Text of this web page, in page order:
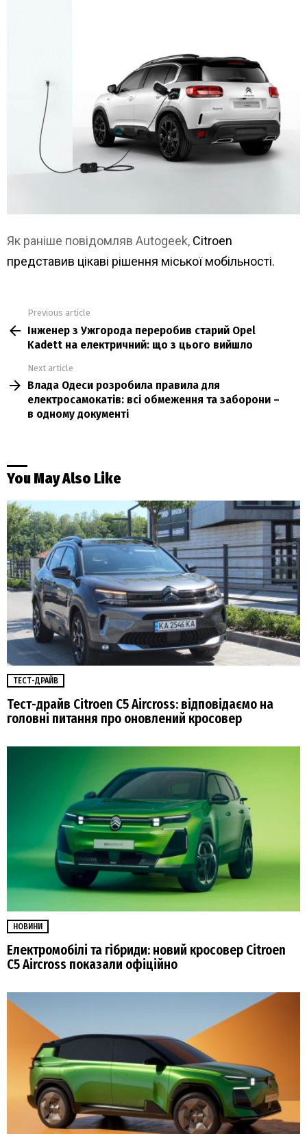
Як раніше повідомляв Autogeek, Citroen
представив цікаві рішення міської мобільності.
more
Previous article
Інженер з Ужгорода переробив старий Opel
Kadett на електричний: що з цього вийшло
Next article
Влада Одеси розробила правила для
електросамокатів: всі обмеження та заборони –
в одному документі
You May Also Like
ТЕСТ-ДРАЙВ
Тест-драйв Citroen C5 Aircross: відповідаємо на
головні питання про оновлений кросовер
НОВИНИ
Електромобілі та гібриди: новий кросовер Citroen
C5 Aircross показали офіційно